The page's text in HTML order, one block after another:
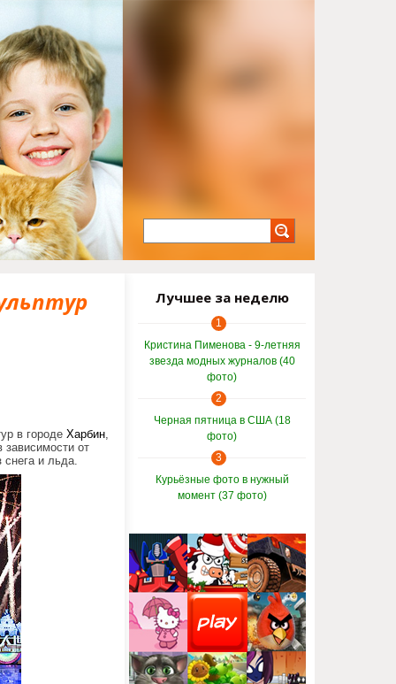
в городе Харбин
от
снега и льда.
Лучшее за неделю
1
Кристина Пименова - 9-летняя
звезда модных журналов (40
фото)
2
Черная пятница в США (18
фото)
3
Курьёзные фото в нужный
момент (37 фото)